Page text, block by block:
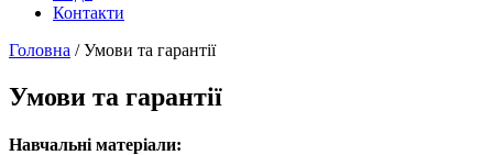
Контакти
Головна /Умови та гарантії
Умови та гарантії
Навчальні матеріали: